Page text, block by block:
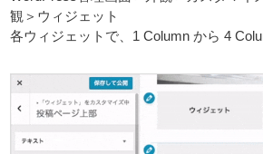
観＞ウィジェット
各ウィジェットで、1 Column から 4